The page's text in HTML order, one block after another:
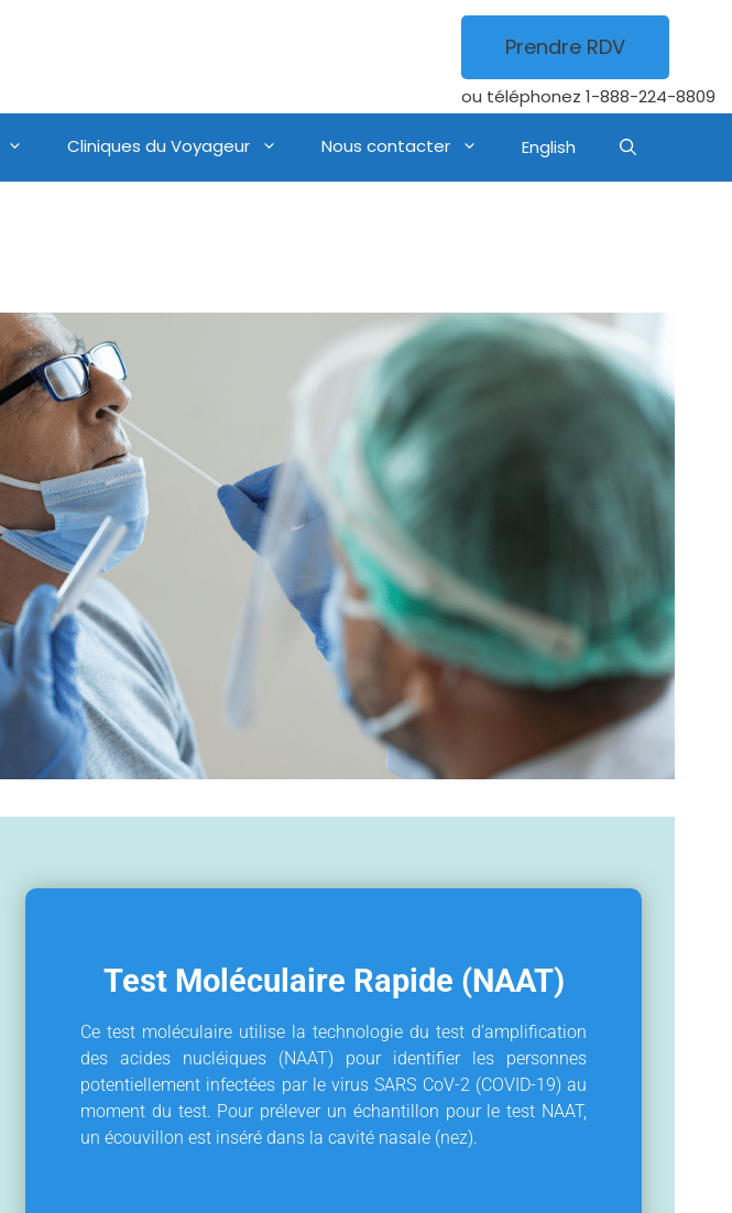
Prendre RDV
ou téléphonez 1-888-224-8809
Cliniques du Voyageur Nous contacter English
Test Moléculaire Rapide (NAAT)
Ce test moléculaire utilise la technologie du test d’amplification
des acides nucléiques (NAAT) pour identifier les personnes
potentiellement infectées par le virus SARS CoV-2 (COVID-19) au
moment du test. Pour prélever un échantillon pour le test NAAT,
un écouvillon est inséré dans la cavité nasale (nez).